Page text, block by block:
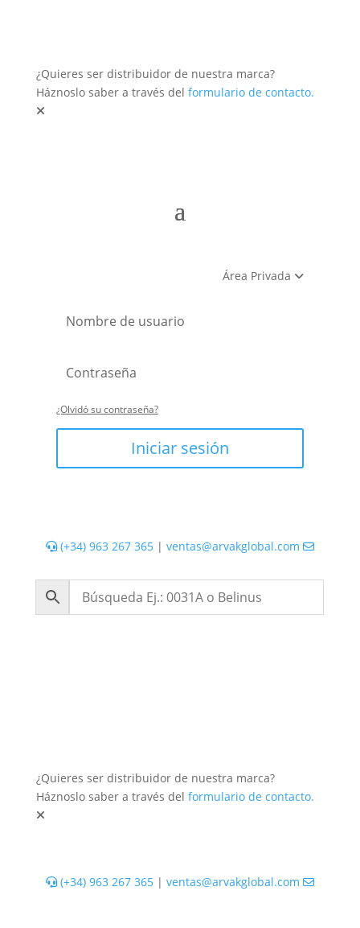
¿Quieres ser distribuidor de nuestra marca?
Háznoslo saber a través del formulario de contacto.
Área Privada
¿Olvidó su contraseña?
Iniciar sesión
(+34) 963 267 365| ventas@arvakglobal.com
¿Quieres ser distribuidor de nuestra marca?
Háznoslo saber a través del formulario de contacto.
(+34) 963 267 365| ventas@arvakglobal.com